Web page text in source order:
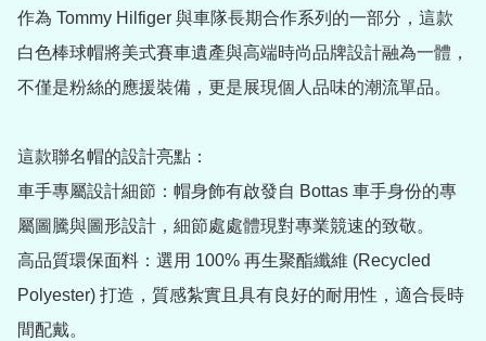
作為 Tommy Hilfiger 與車隊長期合作系列的一部分，這款
白色棒球帽將美式賽車遺產與高端時尚品牌設計融為一體，
不僅是粉絲的應援裝備，更是展現個人品味的潮流單品。
這款聯名帽的設計亮點：
車手專屬設計細節：帽身飾有啟發自 Bottas 車手身份的專
屬圖騰與圖形設計，細節處處體現對專業競速的致敬。
高品質環保面料：選用 100% 再生聚酯纖維 (Recycled
Polyester) 打造，質感紮實且具有良好的耐用性，適合長時
間配戴。